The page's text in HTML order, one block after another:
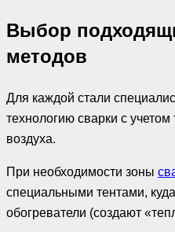
Выбор
методов
Для каждой стали
технологию сварки с
воздуха.
При необходимости зоны
специальными тентами,
обогреватели (создают